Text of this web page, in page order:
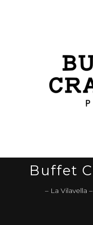
Buffet
– La Vilavella